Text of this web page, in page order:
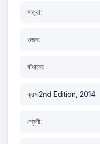
মাত্রা:
ওজন:
বাঁধানো:
ক্রম:2nd Edition, 2014
শ্রেণী: